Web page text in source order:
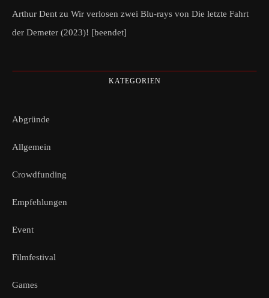
Arthur Dent zu Wir verlosen zwei Blu-rays von Die letzte Fahrt
der Demeter (2023)! [beendet]
KATEGORIEN
Abgründe
Allgemein
Crowdfunding
Empfehlungen
Event
Filmfestival
Games